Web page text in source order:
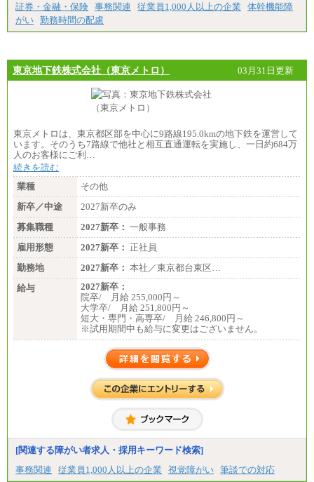
証券・金融・保険 事務関連 従業員1,000人以上の企業
体幹機能障
がい 勤務時間の配慮
東京地下鉄株式会社（東京メトロ） 03月31日更新
東京メトロは、東京都区部を中心に9路線195.0kmの地下鉄を運営して
います。そのうち7路線で他社と相互直通運転を実施し、一日約684万
人のお客様にご利…
続きを読む
業種
その他
新卒／中途
2027新卒のみ
募集職種
2027新卒： 一般事務
雇用形態
2027新卒： 正社員
勤務地
2027新卒： 本社／東京都台東区…
給与
2027新卒：
院卒/ 月給 255,000円～
大学卒/ 月給 251,800円～
短大・専門・高専卒/ 月給 246,800円～
※試用期間中も給与に変更はございません。
[関連する障がい者求人・採用キーワード検索]
事務関連
従業員1,000人以上の企業 視覚障がい 筆談での対応